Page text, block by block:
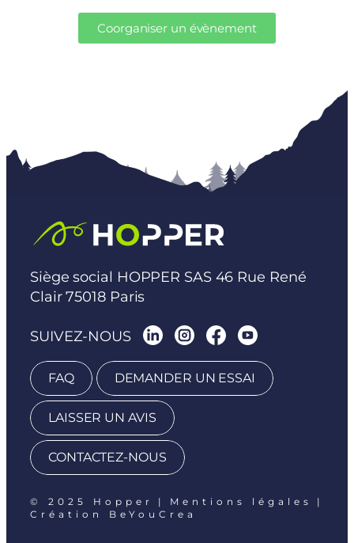
Coorganiser un évènement
Siège social HOPPER SAS 46 Rue René
Clair 75018 Paris
SUIVEZ-NOUS
FAQ DEMANDER UN ESSAI
LAISSER UN AVIS
CONTACTEZ-NOUS
© 2025 Hopper | Mentions légales
|
Création BeYouCrea